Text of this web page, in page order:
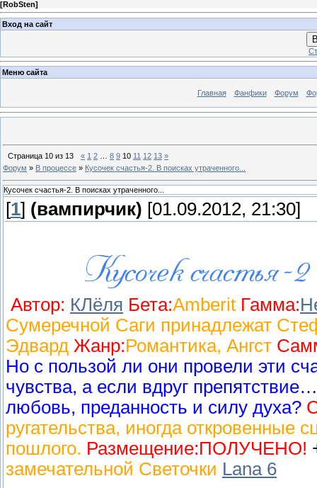
[RobSten]
Вход на сайт
Меню сайта
Главная Фанфики Форум
Страница 10 из 13 « 1 2 8 9 10 11 12 13 »
Форум » В процессе » Кусочек счастья-2. В поисках утраченного...
Кусочек счастья-2. В поисках утраченного...
[1] (вампирчик) [01.09.2012, 21:30]
Автор: КЛёля Бета:Amberit Гамма:
Сумеречной Саги принадлежат
Эдвард Жанр:Романтика, Ангст
Но с пользой ли они провели эти
чувства, а если вдруг
любовь, преданность и силу духа?
ругательства, иногда откровенные
пошлого. Размещение:ПОЛУЧЕНО!
замечательной Светочки Lana 6